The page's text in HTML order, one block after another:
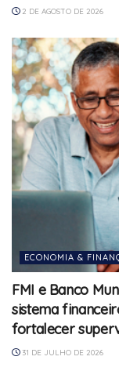
2 DE AGOSTO DE 2026
ECONOMIA &
FMI e Banco
sistema
fortalecer
31 DE JULHO DE 2026